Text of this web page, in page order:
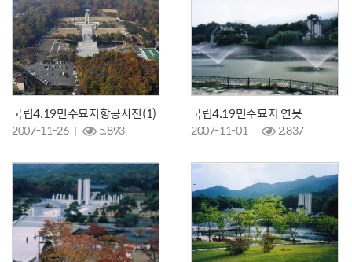
국립4.19민주묘지항공사진(1)
2007-11-26
5,893
국립4.19민주묘지 연못
2007-11-01
2,837